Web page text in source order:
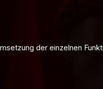
bleibt wie es ist mit Tipico.